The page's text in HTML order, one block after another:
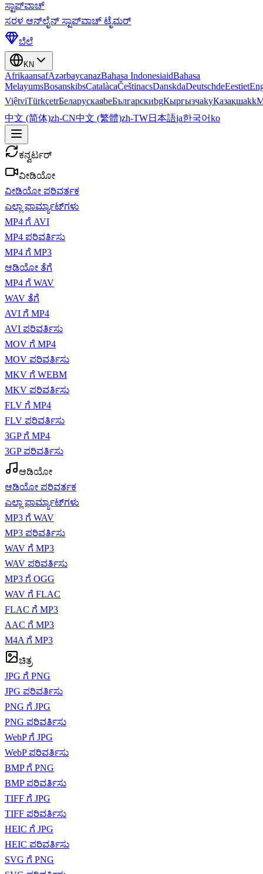
ಸ್ಟಾಪ್‌ವಾಚ್
ಸರಳ ಆನ್‌ಲೈನ್ ಸ್ಟಾಪ್‌ವಾಚ್ ಟೈಮರ್
ಬೆಲೆ
KN
AfrikaansafAzərbaycanazBahasa IndonesiaidBahasa
MelayumsBosanskibsCatalàcaČeštinacsDanskdaDeutschdeEestiet
ViệtviTürkçetrБеларускаяbeБългарскиbgКыргызчаkyҚазақшаkk
中文 (简体)zh-CN中文 (繁體)zh-TW日本語ja한국어ko
ಕನ್ವರ್ಟರ್
ವೀಡಿಯೋ
ವೀಡಿಯೋ ಪರಿವರ್ತಕ
ಎಲ್ಲಾ ಫಾರ್ಮ್ಯಾಟ್‌ಗಳು
MP4 ಗೆ AVI
MP4 ಪರಿವರ್ತಿಸು
MP4 ಗೆ MP3
ಆಡಿಯೋ ತೆಗೆ
MP4 ಗೆ WAV
WAV ತೆಗೆ
AVI ಗೆ MP4
AVI ಪರಿವರ್ತಿಸು
MOV ಗೆ MP4
MOV ಪರಿವರ್ತಿಸು
MKV ಗೆ WEBM
MKV ಪರಿವರ್ತಿಸು
FLV ಗೆ MP4
FLV ಪರಿವರ್ತಿಸು
3GP ಗೆ MP4
3GP ಪರಿವರ್ತಿಸು
ಆಡಿಯೋ
ಆಡಿಯೋ ಪರಿವರ್ತಕ
ಎಲ್ಲಾ ಫಾರ್ಮ್ಯಾಟ್‌ಗಳು
MP3 ಗೆ WAV
MP3 ಪರಿವರ್ತಿಸು
WAV ಗೆ MP3
WAV ಪರಿವರ್ತಿಸು
MP3 ಗೆ OGG
WAV ಗೆ FLAC
FLAC ಗೆ MP3
AAC ಗೆ MP3
M4A ಗೆ MP3
ಚಿತ್ರ
JPG ಗೆ PNG
JPG ಪರಿವರ್ತಿಸು
PNG ಗೆ JPG
PNG ಪರಿವರ್ತಿಸು
WebP ಗೆ JPG
WebP ಪರಿವರ್ತಿಸು
BMP ಗೆ PNG
BMP ಪರಿವರ್ತಿಸು
TIFF ಗೆ JPG
TIFF ಪರಿವರ್ತಿಸು
HEIC ಗೆ JPG
HEIC ಪರಿವರ್ತಿಸು
SVG ಗೆ PNG